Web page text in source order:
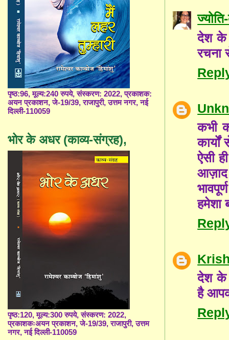
देश के
रचना
कभी
ऐसी
आज़ाद
हमेशा
देश के
है
पृष्ठ:96, मूल्य:240 रुपये, संस्करण: 2022, प्रकाशक:
अयन प्रकाशन, जे-19/39, राजापुरी, उत्तम नगर, नई
दिल्ली-110059
भोर के अधर (काव्य-संग्रह),
पृष्ठ:120, मूल्य:300 रुपये, संस्करण: 2022,
प्रकाशकःअयन प्रकाशन, जे-19/39, राजापुरी, उत्तम
नगर, नई दिल्ली-110059